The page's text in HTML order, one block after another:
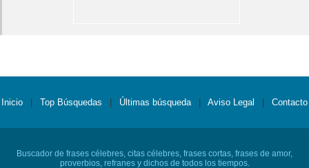
Inicio Top Búsquedas Últimas búsqueda Aviso Legal Contacto
Buscador de frases célebres, citas célebres, frases cortas, frases de amor,
proverbios, refranes y dichos de todos los tiempos.